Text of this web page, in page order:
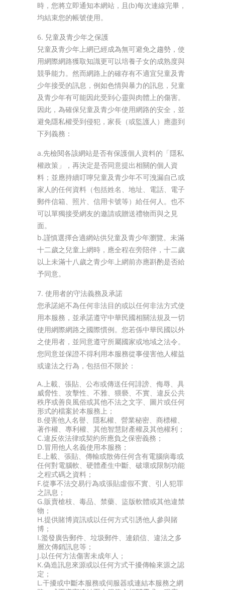
時，您將立即通知本網站，且(b)每次連線完畢，
均結束您的帳號使用。
6. 兒童及青少年之保護
兒童及青少年上網已經成為無可避免之趨勢，使
用網際網路獲取知識更可以培養子女的成熟度與
競爭能力。然而網路上的確存有不適宜兒童及青
少年接受的訊息，例如色情與暴力的訊息，兒童
及青少年有可能因此受到心靈與肉體上的傷害。
因此，為確保兒童及青少年使用網路的安全，並
避免隱私權受到侵犯，家長（或監護人）應盡到
下列義務：
a.先檢閱各該網站是否有保護個人資料的「隱私
權政策」，再決定是否同意提出相關的個人資
料；並應持續叮嚀兒童及青少年不可洩漏自己或
家人的任何資料（包括姓名、地址、電話、電子
郵件信箱、照片、信用卡號等）給任何人。也不
可以單獨接受網友的邀請或贈送禮物而與之見
面。
b.謹慎選擇合適網站供兒童及青少年瀏覽。未滿
十二歲之兒童上網時，應全程在旁陪伴，十二歲
以上未滿十八歲之青少年上網前亦應斟酌是否給
予同意。
7. 使用者的守法義務及承諾
您承諾絕不為任何非法目的或以任何非法方式使
用本服務，並承諾遵守中華民國相關法規及一切
使用網際網路之國際慣例。您若係中華民國以外
之使用者，並同意遵守所屬國家或地域之法令。
您同意並保證不得利用本服務從事侵害他人權益
或違法之行為，包括但不限於：
A.上載、張貼、公布或傳送任何誹謗、侮辱、具
威脅性、攻擊性、不雅、猥褻、不實、違反公共
秩序或善良風俗或其他不法之文字、圖片或任何
形式的檔案於本服務上；
B.侵害他人名譽、隱私權、營業秘密、商標權、
著作權、專利權、其他智慧財產權及其他權利；
C.違反依法律或契約所應負之保密義務；
D.冒用他人名義使用本服務；
E.上載、張貼、傳輸或散佈任何含有電腦病毒或
任何對電腦軟、硬體產生中斷、破壞或限制功能
之程式碼之資料；
F.從事不法交易行為或張貼虛假不實、引人犯罪
之訊息；
G.販賣槍枝、毒品、禁藥、盜版軟體或其他違禁
物；
H.提供賭博資訊或以任何方式引誘他人參與賭
博；
I.濫發廣告郵件、垃圾郵件、連鎖信、違法之多
層次傳銷訊息等；
J.以任何方法傷害未成年人；
K.偽造訊息來源或以任何方式干擾傳輸來源之認
定；
L.干擾或中斷本服務或伺服器或連結本服務之網